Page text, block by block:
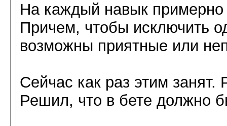
На каждый навык примерно
Причем, чтобы исключить
возможны приятные или
Сейчас как раз этим занят.
Решил, что в бете должно